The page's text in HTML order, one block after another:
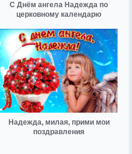
С Днём ангела Надежда по
церковному календарю
Надежда, милая, прими мои
поздравления